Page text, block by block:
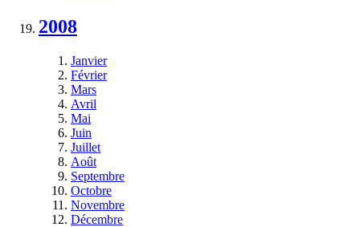
2008
Janvier
Février
Mars
Avril
Mai
Juin
Juillet
Août
Septembre
Octobre
Novembre
Décembre